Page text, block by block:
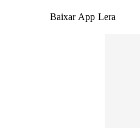
Baixar App Lera